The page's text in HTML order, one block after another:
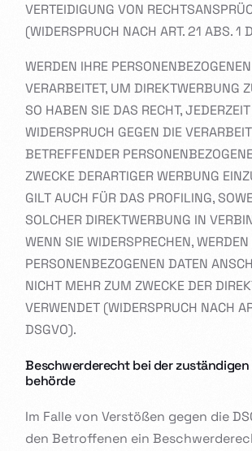
VERTEIDIGUNG VON
(WIDERSPRUCH NACH ART. 21 ABS. 1
WERDEN IHRE
VERARBEITET, UM DIREKTWERBUNG
SO HABEN SIE DAS RECHT, JEDERZEIT
WIDERSPRUCH GEGEN DIE
BETREFFENDER
ZWECKE DERARTIGER WERBUNG
GILT AUCH FÜR DAS PROFILING,
SOLCHER DIREKTWERBUNG IN
WENN SIE WIDERSPRECHEN, WERDEN
PERSONENBEZOGENEN DATEN
NICHT MEHR ZUM ZWECKE DER
VERWENDET (WIDERSPRUCH NACH
DSGVO).
Beschwerde­recht bei der
behörde
Im Falle von Verstößen gegen die
den Betroffenen ein